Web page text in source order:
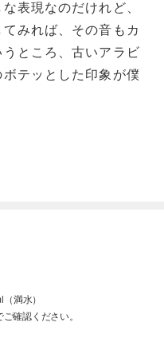
表現なのだけれど、
みれば、その音もカ
ところ、古いアラビ
テッとした印象が僕
満水）
確認ください。